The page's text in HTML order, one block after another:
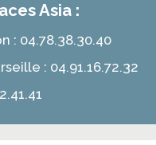
Asia :
: 04.78.38.30.40
: 04.91.16.72.32